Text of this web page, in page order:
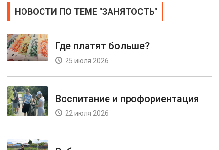
НОВОСТИ ПО ТЕМЕ "ЗАНЯТОСТЬ"
Где платят больше?
25 июля 2026
Воспитание и профориентация
22 июля 2026